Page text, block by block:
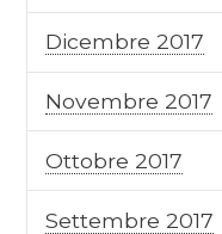
Dicembre 2017
Novembre 2017
Ottobre 2017
Settembre 2017